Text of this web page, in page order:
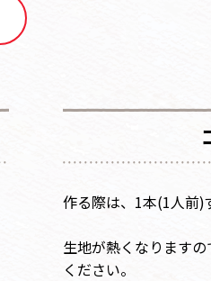
作る際は、1本(1人前)
生地が熱くなります
ください。